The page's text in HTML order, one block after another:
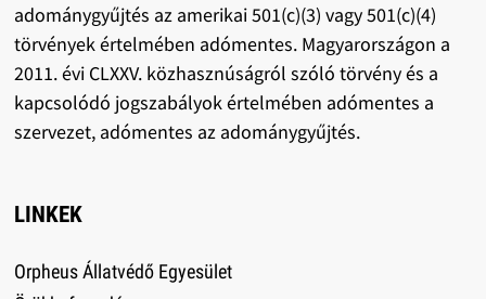
adománygyűjtés az amerikai 501(c)(3) vagy 501(c)(4)
törvények értelmében adómentes. Magyarországon a
2011. évi CLXXV. közhasznúságról szóló törvény és a
kapcsolódó jogszabályok értelmében adómentes a
szervezet, adómentes az adománygyűjtés.
LINKEK
Orpheus Állatvédő Egyesület